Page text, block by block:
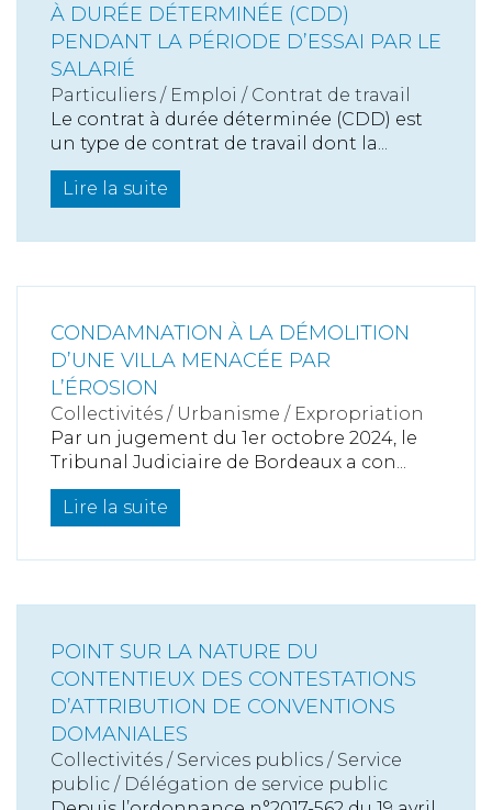
À DURÉE DÉTERMINÉE (CDD)
PENDANT LA PÉRIODE D’ESSAI PAR LE
SALARIÉ
Particuliers / Emploi / Contrat de travail
Le contrat à durée déterminée (CDD) est
un type de contrat de travail dont la...
Lire la suite
CONDAMNATION À LA DÉMOLITION
D’UNE VILLA MENACÉE PAR
L’ÉROSION
Collectivités / Urbanisme / Expropriation
Par un jugement du 1er octobre 2024, le
Tribunal Judiciaire de Bordeaux a con...
Lire la suite
POINT SUR LA NATURE DU
CONTENTIEUX DES CONTESTATIONS
D’ATTRIBUTION DE CONVENTIONS
DOMANIALES
Collectivités / Services publics / Service
public / Délégation de service public